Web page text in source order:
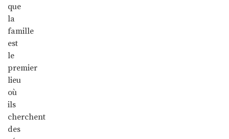
que
la
famille
est
le
premier
lieu
où
ils
cherchent
des